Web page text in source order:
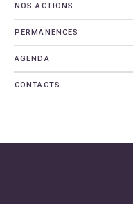
NOS ACTIONS
PERMANENCES
AGENDA
CONTACTS